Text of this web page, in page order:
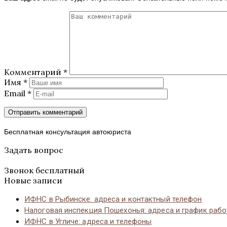
Комментарий *
Имя *
Email *
Бесплатная консультация автоюриста
Задать вопрос
Звонок бесплатный
Новые записи
ИФНС в Рыбинске: адреса и контактный телефон
Налоговая инспекция Пошехонья: адреса и график
ИФНС в Угличе: адреса и телефоны